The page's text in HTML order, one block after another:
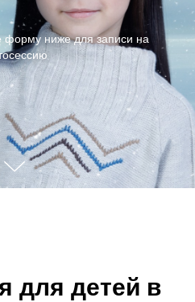
форму ниже для записи на
для детей в